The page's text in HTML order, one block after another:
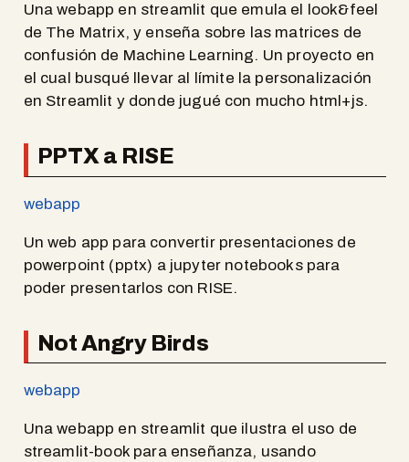
Una webapp en streamlit que emula el look&feel
de The Matrix, y enseña sobre las matrices de
confusión de Machine Learning. Un proyecto en
el cual busqué llevar al límite la personalización
en Streamlit y donde jugué con mucho html+js.
PPTX a RISE
webapp
Un web app para convertir presentaciones de
powerpoint (pptx) a jupyter notebooks para
poder presentarlos con RISE.
Not Angry Birds
webapp
Una webapp en streamlit que ilustra el uso de
streamlit-book para enseñanza, usando